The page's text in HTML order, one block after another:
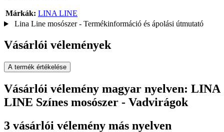
Márkák: LINA LINE
Lina Line mosószer - Termékinformáció és ápolási útmutató
Vásárlói vélemények
A termék értékelése
Vásárlói vélemény magyar nyelven: LINA
LINE Színes mosószer - Vadvirágok
3 vásárlói vélemény más nyelven